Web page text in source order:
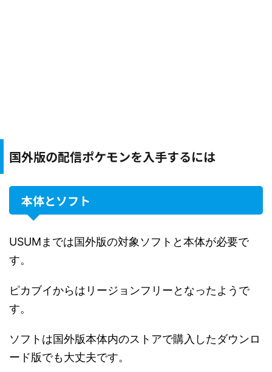
国外版の配信ポケモンを入手するには
本体とソフト
USUMまでは国外版の対象ソフトと本体が必要で
す。
ピカブイからはリージョンフリーとなったようで
す。
ソフトは国外版本体内のストアで購入したダウンロ
ード版でも大丈夫です。